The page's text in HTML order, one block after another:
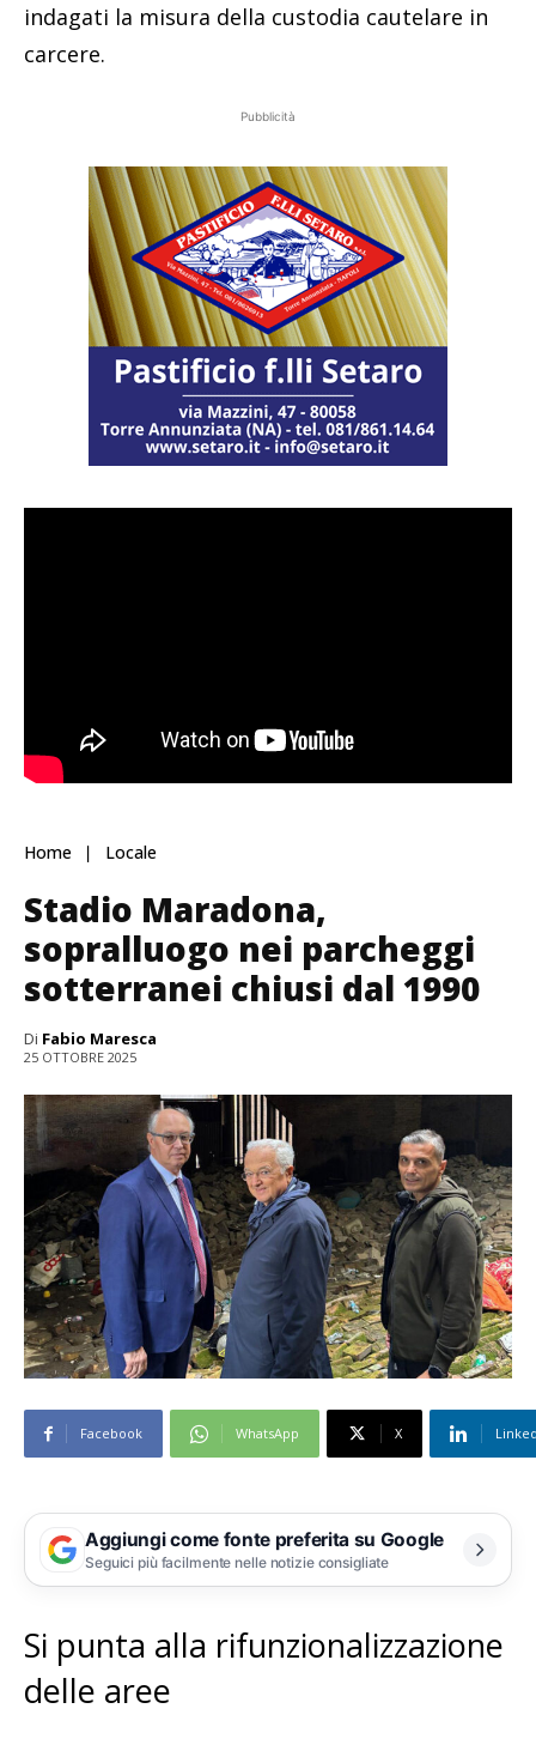
indagati la misura della custodia cautelare in
carcere.
Pubblicità
Home Locale
Stadio Maradona,
sopralluogo nei parcheggi
sotterranei chiusi dal 1990
Di Fabio Maresca
25 OTTOBRE 2025
Facebook WhatsApp X
Aggiungi come fonte preferita su Google
Seguici più facilmente nelle notizie consigliate
Si punta alla rifunzionalizzazione
delle aree